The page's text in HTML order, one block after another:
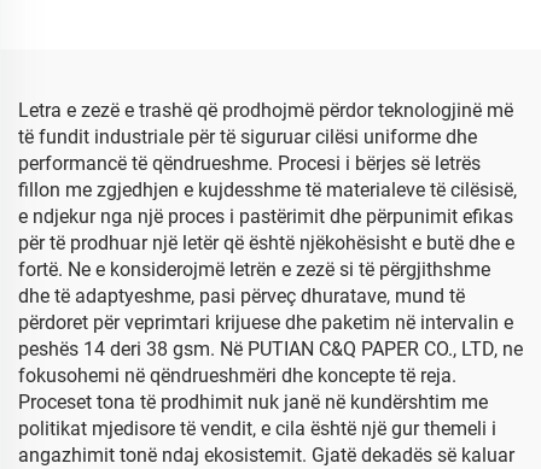
Letra e zezë e trashë që prodhojmë përdor teknologjinë më
të fundit industriale për të siguruar cilësi uniforme dhe
performancë të qëndrueshme. Procesi i bërjes së letrës
fillon me zgjedhjen e kujdesshme të materialeve të cilësisë,
e ndjekur nga një proces i pastërimit dhe përpunimit efikas
për të prodhuar një letër që është njëkohësisht e butë dhe e
fortë. Ne e konsiderojmë letrën e zezë si të përgjithshme
dhe të adaptyeshme, pasi përveç dhuratave, mund të
përdoret për veprimtari krijuese dhe paketim në intervalin e
peshës 14 deri 38 gsm. Në PUTIAN C&Q PAPER CO., LTD, ne
fokusohemi në qëndrueshmëri dhe koncepte të reja.
Proceset tona të prodhimit nuk janë në kundërshtim me
politikat mjedisore të vendit, e cila është një gur themeli i
angazhimit tonë ndaj ekosistemit. Gjatë dekadës së kaluar